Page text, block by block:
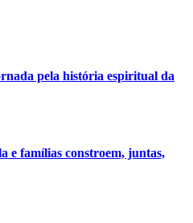
pela história espiritual da
e famílias constroem, juntas,